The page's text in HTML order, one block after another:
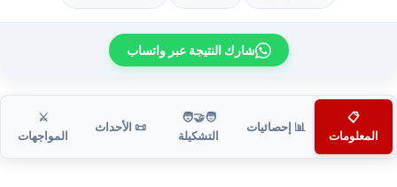
شارك النتيجة عبر واتساب
📋
المعلومات
📊 إحصائيات
🧑‍🤝‍🧑
التشكيلة
📜 الأحداث
⚔️
المواجهات